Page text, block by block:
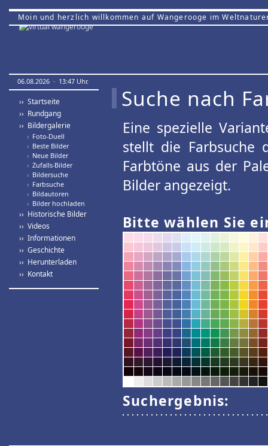
Moin und herzlich willkommen auf Wangerooge im
06.08.2026 · 13:47 Uhr.
›› Startseite
›› Rundgang
›› Bildergalerie
› Foto-Duell
› Beste Bilder
› Neue Bilder
› Zufalls-Bilder
› Bildersuche
› Farbsuche
› Bildautoren
› Bilder hochladen
›› Historische Bilder
›› Videos
›› Informationen
›› Geschichte
›› Herunterladen
›› Kontakt
Suche nach
Eine spezielle
stellt die Farbsuche
Farbtöne aus der
Bilder angezeigt.
Bitte wählen Sie
Suchergebnis: